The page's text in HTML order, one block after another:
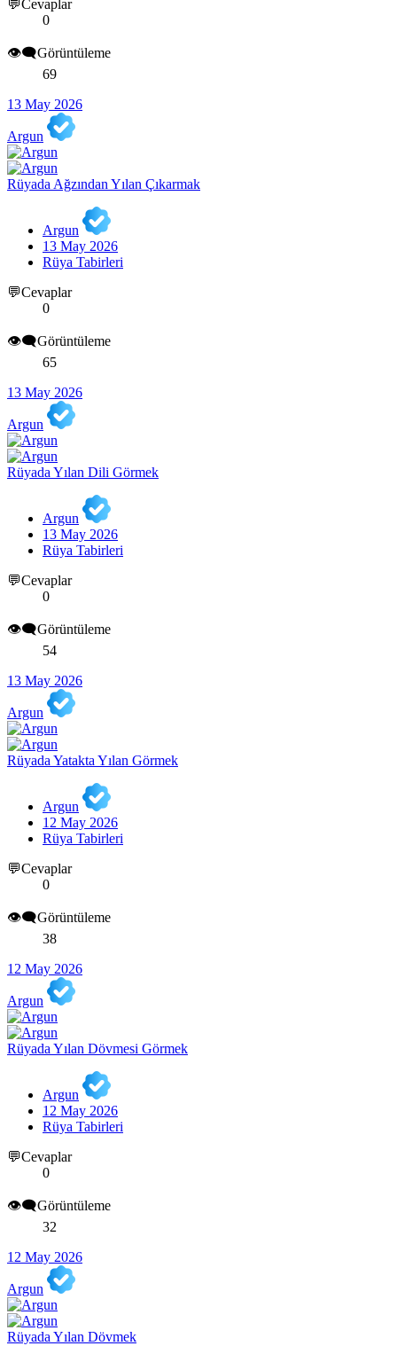
💬Cevaplar
0
👁️‍🗨️Görüntüleme
69
13 May 2026
Argun
Rüyada Ağzından Yılan Çıkarmak
Argun
13 May 2026
Rüya Tabirleri
💬Cevaplar
0
👁️‍🗨️Görüntüleme
65
13 May 2026
Argun
Rüyada Yılan Dili Görmek
Argun
13 May 2026
Rüya Tabirleri
💬Cevaplar
0
👁️‍🗨️Görüntüleme
54
13 May 2026
Argun
Rüyada Yatakta Yılan Görmek
Argun
12 May 2026
Rüya Tabirleri
💬Cevaplar
0
👁️‍🗨️Görüntüleme
38
12 May 2026
Argun
Rüyada Yılan Dövmesi Görmek
Argun
12 May 2026
Rüya Tabirleri
💬Cevaplar
0
👁️‍🗨️Görüntüleme
32
12 May 2026
Argun
Rüyada Yılan Dövmek